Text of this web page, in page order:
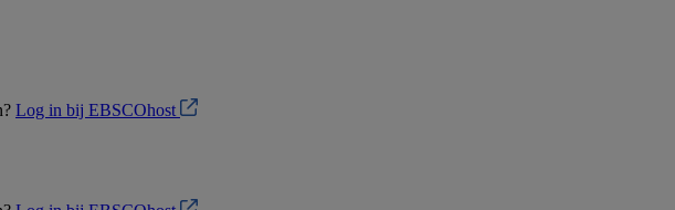
Log in bij EBSCOhost